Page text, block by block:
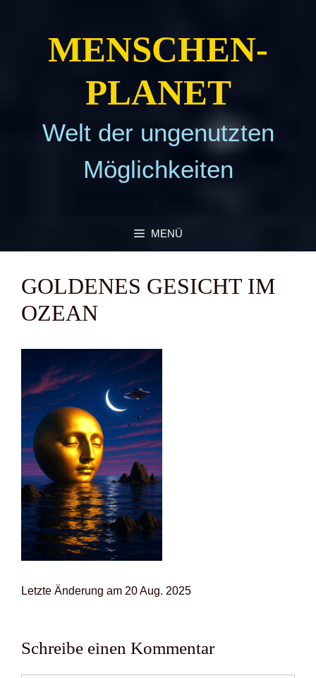
MEN­SCHEN­
PLA­NET
Welt der ungenutzten
Möglichkeiten
MENÜ
GOL­DE­NES GESICHT IM
OZE­AN
Letz­te Ände­rung am 20 Aug. 2025
Schreibe einen Kommentar